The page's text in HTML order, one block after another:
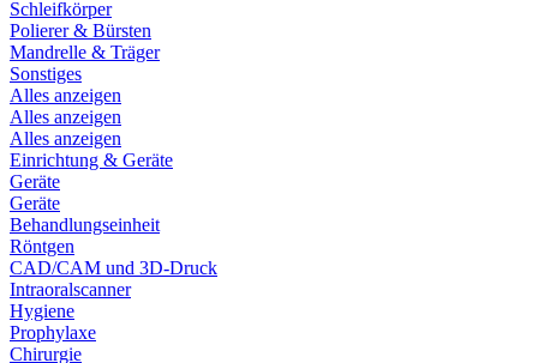
Schleifkörper
Polierer & Bürsten
Mandrelle & Träger
Sonstiges
Alles anzeigen
Alles anzeigen
Alles anzeigen
Einrichtung & Geräte
Geräte
Geräte
Behandlungseinheit
Röntgen
CAD/CAM und 3D-Druck
Intraoralscanner
Hygiene
Prophylaxe
Chirurgie